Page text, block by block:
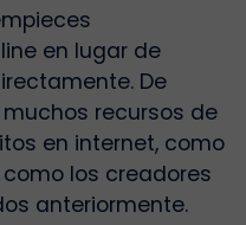
en lugar de
De
recursos de
en internet, como
como los creadores
anteriormente.